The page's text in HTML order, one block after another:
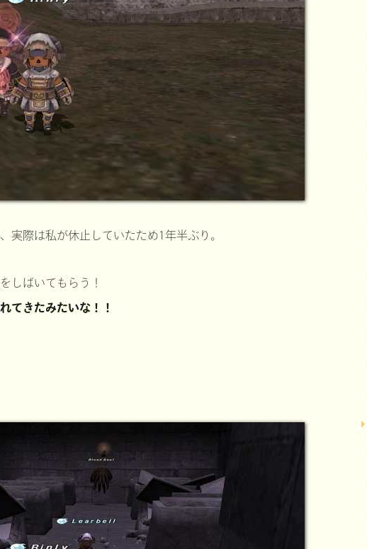
実際は私が休止していたため1年半ぶり。
をしばいてもらう！
てきたみたいな！！